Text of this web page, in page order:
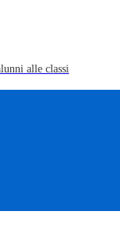
alle classi